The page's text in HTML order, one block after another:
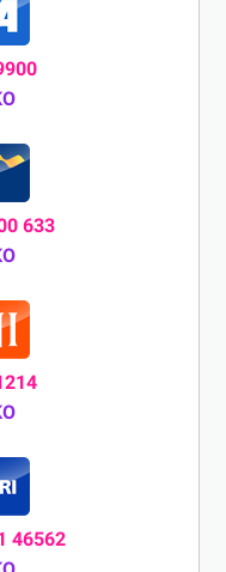
633
46562